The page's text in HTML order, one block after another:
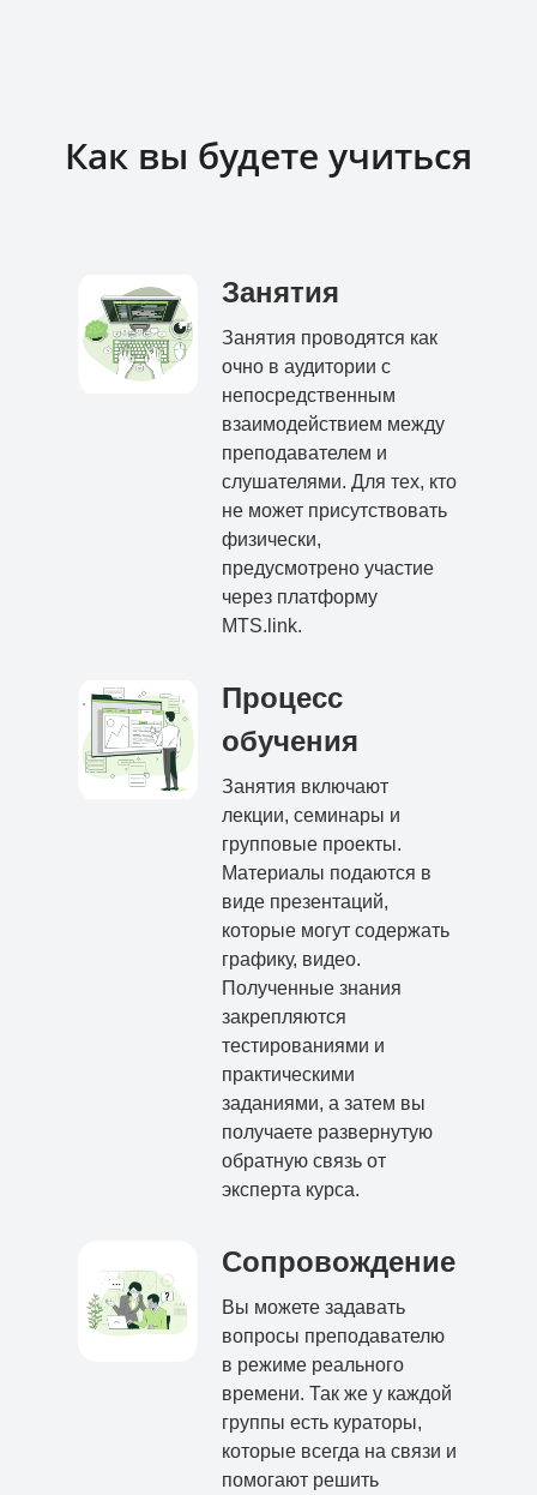
Как вы будете учиться
Занятия
Занятия проводятся как
очно в аудитории с
непосредственным
взаимодействием между
преподавателем и
слушателями. Для тех, кто
не может присутствовать
физически,
предусмотрено участие
через платформу
MTS.link.
Процесс
обучения
Занятия включают
лекции, семинары и
групповые проекты.
Материалы подаются в
виде презентаций,
которые могут содержать
графику, видео.
Полученные знания
закрепляются
тестированиями и
практическими
заданиями, а затем вы
получаете развернутую
обратную связь от
эксперта курса.
Сопровождение
Вы можете задавать
вопросы преподавателю
в режиме реального
времени. Так же у каждой
группы есть кураторы,
которые всегда на связи и
помогают решить